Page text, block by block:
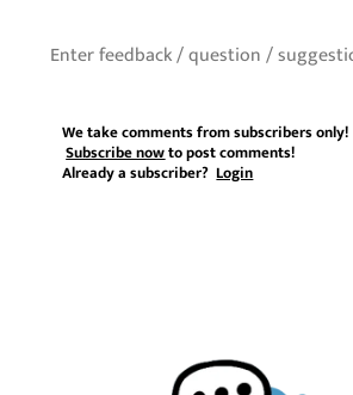
We take comments from subscribers only!
Subscribe nowto post comments!
Already a subscriber?Login